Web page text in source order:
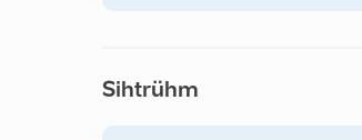
Sihtrühm